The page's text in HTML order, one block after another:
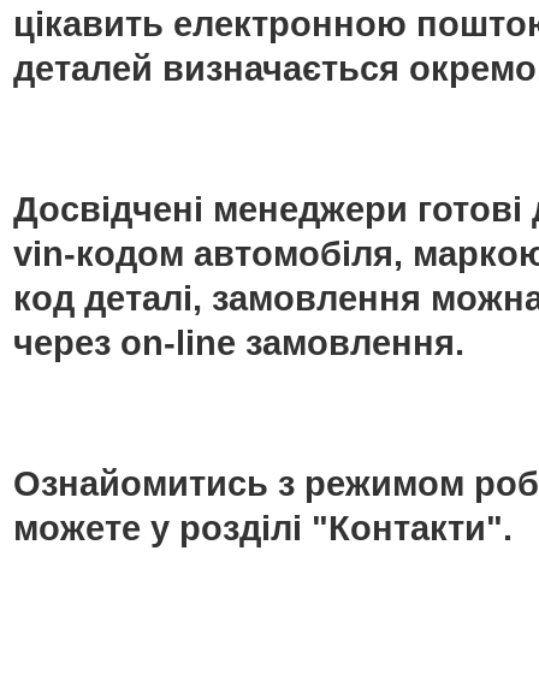
цікавить електронною
деталей визначається
Досвідчені менеджери
vin-кодом автомобіля,
код деталі, замовлення
через on-line замовлення.
Ознайомитись з режимом
можете у розділі "Контакти".